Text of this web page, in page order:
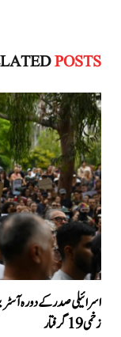
POSTS
اسرائیلی صدر کے دورہ
زخمی 19 گرفتار